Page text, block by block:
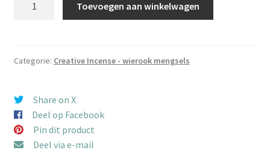
the
Toevoegen aan winkelwagen
Categorie: Creative Incense - wierook mengsels
Share on X
Deel op Facebook
Pin dit product
Deel via e-mail